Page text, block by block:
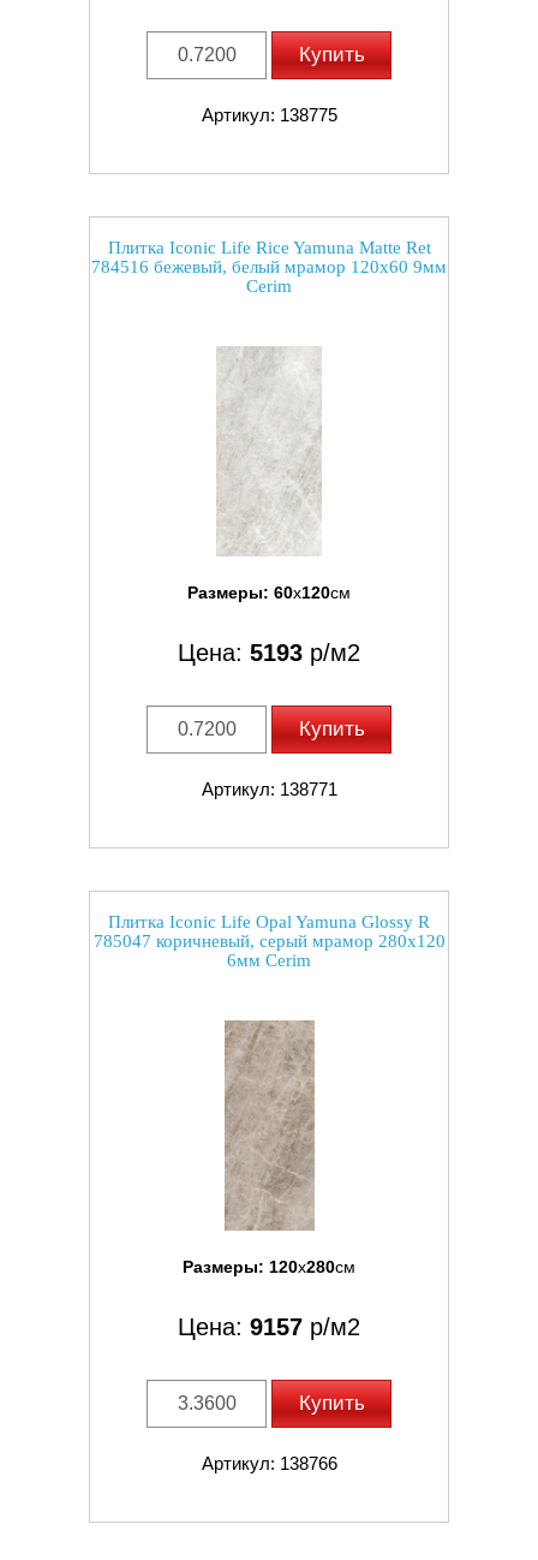
Купить
Артикул: 138775
Плитка Iconic Life Rice Yamuna Matte Ret
784516 бежевый, белый мрамор 120x60 9мм
Cerim
Размеры: 60x120см
Цена: 5193 р/м2
Купить
Артикул: 138771
Плитка Iconic Life Opal Yamuna Glossy R
785047 коричневый, серый мрамор 280x120
6мм Cerim
Размеры: 120x280см
Цена: 9157 р/м2
Купить
Артикул: 138766